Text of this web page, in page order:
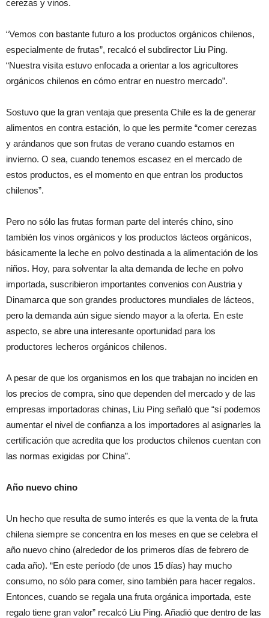
cerezas y vinos.
“Vemos con bastante futuro a los productos orgánicos chilenos,
especialmente de frutas”, recalcó el subdirector Liu Ping.
“Nuestra visita estuvo enfocada a orientar a los agricultores
orgánicos chilenos en cómo entrar en nuestro mercado”.
Sostuvo que la gran ventaja que presenta Chile es la de generar
alimentos en contra estación, lo que les permite “comer cerezas
y arándanos que son frutas de verano cuando estamos en
invierno. O sea, cuando tenemos escasez en el mercado de
estos productos, es el momento en que entran los productos
chilenos”.
Pero no sólo las frutas forman parte del interés chino, sino
también los vinos orgánicos y los productos lácteos orgánicos,
básicamente la leche en polvo destinada a la alimentación de los
niños. Hoy, para solventar la alta demanda de leche en polvo
importada, suscribieron importantes convenios con Austria y
Dinamarca que son grandes productores mundiales de lácteos,
pero la demanda aún sigue siendo mayor a la oferta. En este
aspecto, se abre una interesante oportunidad para los
productores lecheros orgánicos chilenos.
A pesar de que los organismos en los que trabajan no inciden en
los precios de compra, sino que dependen del mercado y de las
empresas importadoras chinas, Liu Ping señaló que “sí podemos
aumentar el nivel de confianza a los importadores al asignarles la
certificación que acredita que los productos chilenos cuentan con
las normas exigidas por China”.
Año nuevo chino
Un hecho que resulta de sumo interés es que la venta de la fruta
chilena siempre se concentra en los meses en que se celebra el
año nuevo chino (alrededor de los primeros días de febrero de
cada año). “En este período (de unos 15 días) hay mucho
consumo, no sólo para comer, sino también para hacer regalos.
Entonces, cuando se regala una fruta orgánica importada, este
regalo tiene gran valor” recalcó Liu Ping. Añadió que dentro de las